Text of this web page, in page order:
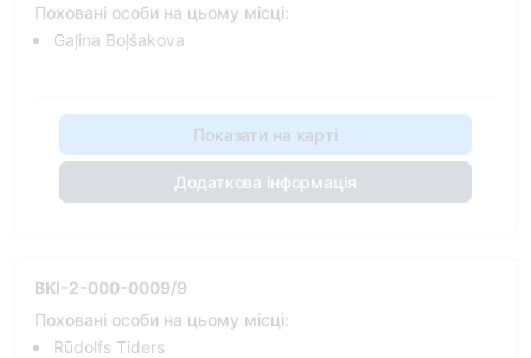
Поховані особи на цьому місці:
Gaļina Boļšakova
Показати на карті
Додаткова інформація
BKI-2-000-0009/9
Поховані особи на цьому місці:
Rūdolfs Tiders